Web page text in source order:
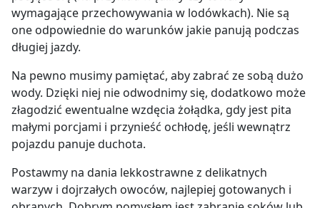
wymagające przechowywania w lodówkach). Nie są
one odpowiednie do warunków jakie panują podczas
długiej jazdy.
Na pewno musimy pamiętać, aby zabrać ze sobą dużo
wody. Dzięki niej nie odwodnimy się, dodatkowo może
złagodzić ewentualne wzdęcia żołądka, gdy jest pita
małymi porcjami i przynieść ochłodę, jeśli wewnątrz
pojazdu panuje duchota.
Postawmy na dania lekkostrawne z delikatnych
warzyw i dojrzałych owoców, najlepiej gotowanych i